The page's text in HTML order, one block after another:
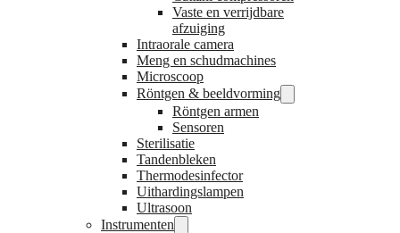
Vaste en verrijdbare
afzuiging
Intraorale camera
Meng en schudmachines
Microscoop
Röntgen & beeldvorming
Röntgen armen
Sensoren
Sterilisatie
Tandenbleken
Thermodesinfector
Uithardingslampen
Ultrasoon
Instrumenten